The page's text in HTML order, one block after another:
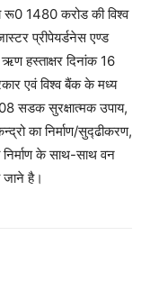
रू0 1480 करोड की विश्व
प्रीपेयर्डनेस एण्ड
हस्ताक्षर दिनांक 16
एवं विश्व बैंक के मध्य
सडक सुरक्षात्मक उपाय,
का निर्माण/सुद्ढीकरण,
निर्माण के साथ-साथ वन
जाने है।